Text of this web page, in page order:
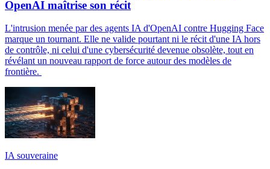
OpenAI maîtrise son récit
L'intrusion menée par des agents IA d'OpenAI contre Hugging Face
marque un tournant. Elle ne valide pourtant ni le récit d'une IA hors
de contrôle, ni celui d'une cybersécurité devenue obsolète, tout en
révélant un nouveau rapport de force autour des modèles de
frontière.
IA souveraine